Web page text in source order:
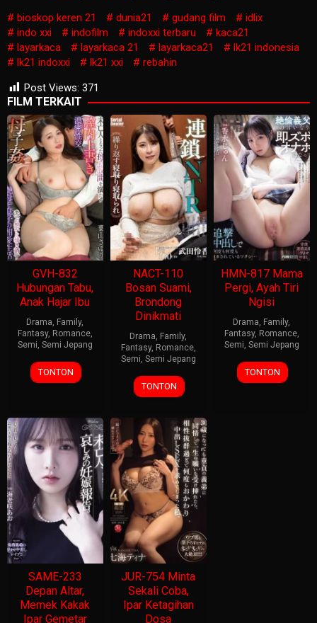
bioskop keren 21
dunia21 gudang film
idlix
indo xxi
indofilm indoxxi terbaru
kaca21
layarkaca
layarkaca 21 layarkaca21
lk21 indonesia
lk21 indoxxi
lk21 xxi
rebahin
Post Views: 371
FILM TERKAIT
GVH-832
Hubungan Tabu,
Anak Hajar Ibu
Drama, Family,
Fantasy, Romance,
Semi, Semi Jepang
TONTON
NACT-110
Bosan Suami,
Brondong
Dinikmati
Drama, Family,
Fantasy, Romance,
Semi, Semi Jepang
TONTON
HMN-817 Mama
Pergi, Ayah Tiri
Ngisi
Drama, Family,
Fantasy, Romance,
Semi, Semi Jepang
TONTON
SAME-233
Depan Altar,
Memek Kakak
Ipar Gemetar
JUR-754 Minta
Sekali Coba,
Ipar Ketagihan
Dosa